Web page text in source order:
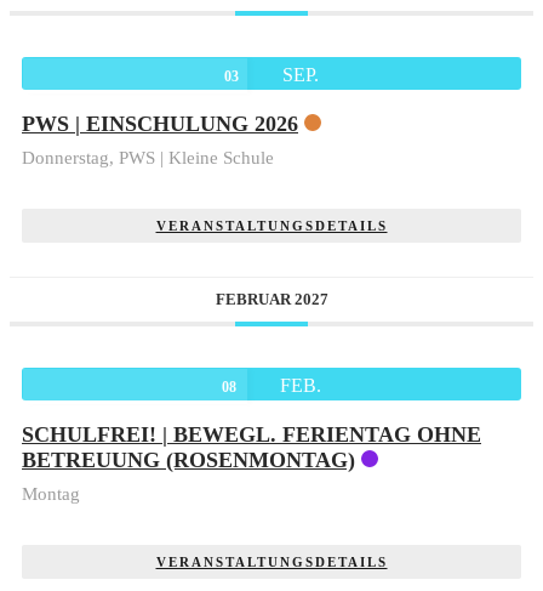
03 SEP.
PWS | EINSCHULUNG 2026
Donnerstag, PWS | Kleine Schule
VERANSTALTUNGSDETAILS
FEBRUAR 2027
08 FEB.
SCHULFREI! | BEWEGL. FERIENTAG OHNE
BETREUUNG (ROSENMONTAG)
Montag
VERANSTALTUNGSDETAILS